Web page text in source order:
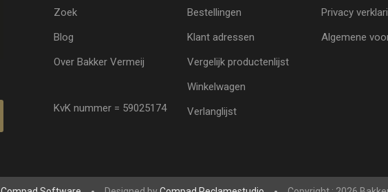
Zoek
Blog
Over Bakker Vermeij
KvK nummer = 59025174
Bestellingen
Klant adressen
Vergelijk productenlijst
Winkelwagen
Verlanglijst
Privacy
Algemene